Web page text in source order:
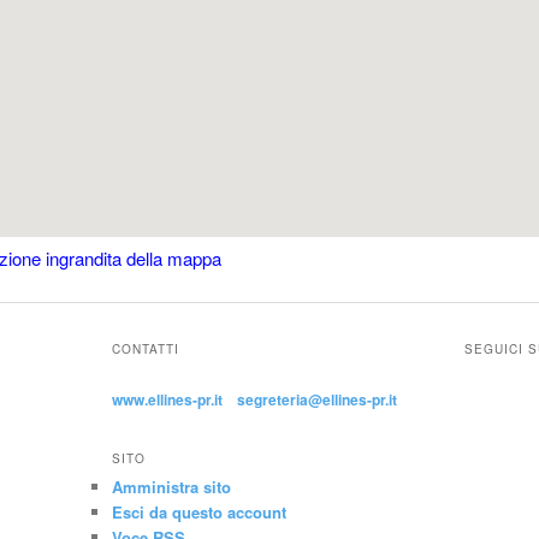
ingrandita della mappa
CONTATTI
www.ellines-pr.it segreteria@ellines-pr.it
SITO
Amministra sito
Esci da questo account
SEGUICI